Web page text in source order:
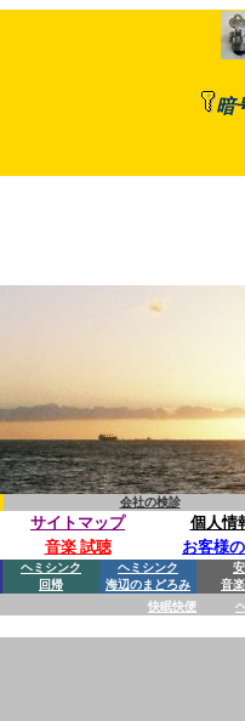
暗
会社の検診
サイトマップ
個人情
音楽 試聴 お客様
ヘミシンク
回帰
ヘミシンク
海辺のまどろみ
音
快眠快便